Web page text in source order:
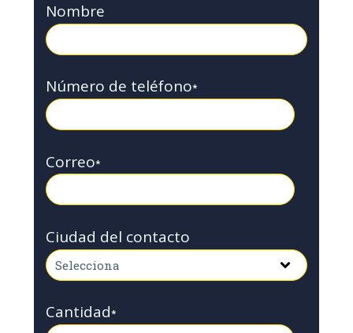
Nombre
Número de teléfono*
Correo*
Ciudad del contacto
Cantidad*